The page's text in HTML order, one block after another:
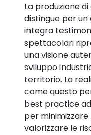
La produzione
distingue per
integra
spettacolari
una visione
sviluppo
territorio. La
come questo
best practice
per
valorizzare le